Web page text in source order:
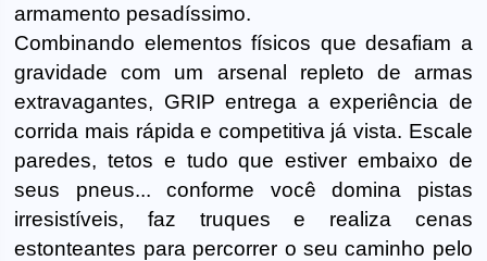
armamento pesadíssimo.
Combinando elementos físicos que desafiam a
gravidade com um arsenal repleto de armas
extravagantes, GRIP entrega a experiência de
corrida mais rápida e competitiva já vista. Escale
paredes, tetos e tudo que estiver embaixo de
seus pneus... conforme você domina pistas
irresistíveis, faz truques e realiza cenas
estonteantes para percorrer o seu caminho pelo